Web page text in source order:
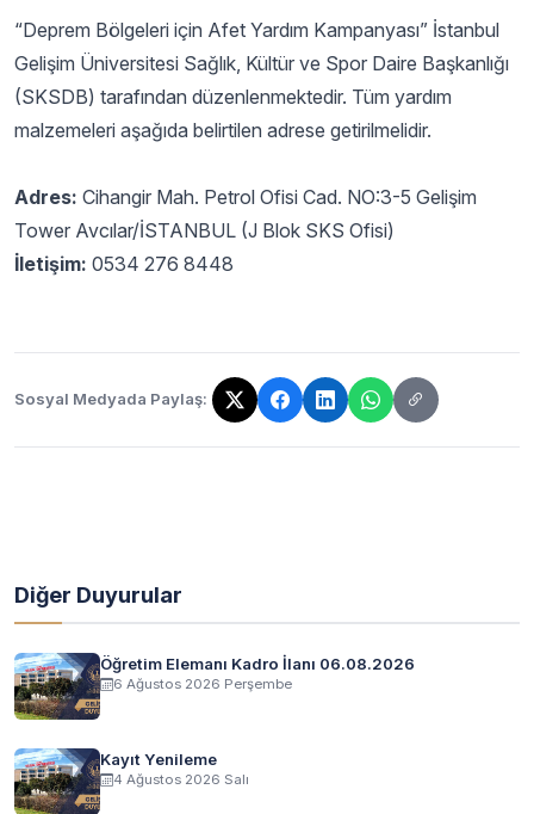
“Deprem Bölgeleri için Afet Yardım Kampanyası” İstanbul
Gelişim Üniversitesi Sağlık, Kültür ve Spor Daire Başkanlığı
(SKSDB) tarafından düzenlenmektedir. Tüm yardım
malzemeleri aşağıda belirtilen adrese getirilmelidir.
Adres: Cihangir Mah. Petrol Ofisi Cad. NO:3-5 Gelişim
Tower Avcılar/İSTANBUL (J Blok SKS Ofisi)
İletişim: 0534 276 8448
Sosyal Medyada Paylaş:
Bağlantı kopyalandı!
Diğer Duyurular
Öğretim Elemanı Kadro İlanı 06.08.2026
6 Ağustos 2026 Perşembe
Kayıt Yenileme
4 Ağustos 2026 Salı